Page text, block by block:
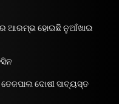
ଆରମ୍ଭ ହୋଇଛି ନୁଆଁଖାଇ
ଦୋଷୀ ସାବ୍ୟସ୍ତ